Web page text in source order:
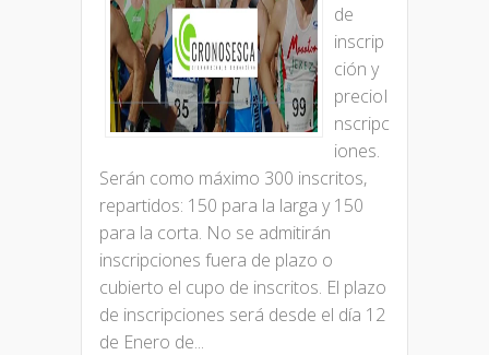
de
inscrip
ción y
precioI
nscripc
iones.
Serán como máximo 300 inscritos,
repartidos: 150 para la larga y 150
para la corta. No se admitirán
inscripciones fuera de plazo o
cubierto el cupo de inscritos. El plazo
de inscripciones será desde el día 12
de Enero de...